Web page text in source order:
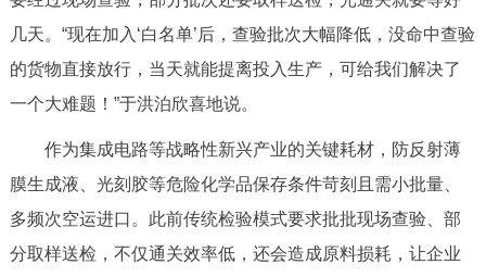
绿色北京 图说北京 视频北京
多语种
한국어
几天。“现在加入‘白名单’后，查验批次大幅降低，没命中查验
的货物直接放行，当天就能提离投入生产，可给我们解决了
一个大难题！”于洪泊欣喜地说。
作为集成电路等战略性新兴产业的关键耗材，防反射薄
膜生成液、光刻胶等危险化学品保存条件苛刻且需小批量、
多频次空运进口。此前传统检验模式要求批批现场查验、部
分取样送检，不仅通关效率低，还会造成原料损耗，让企业